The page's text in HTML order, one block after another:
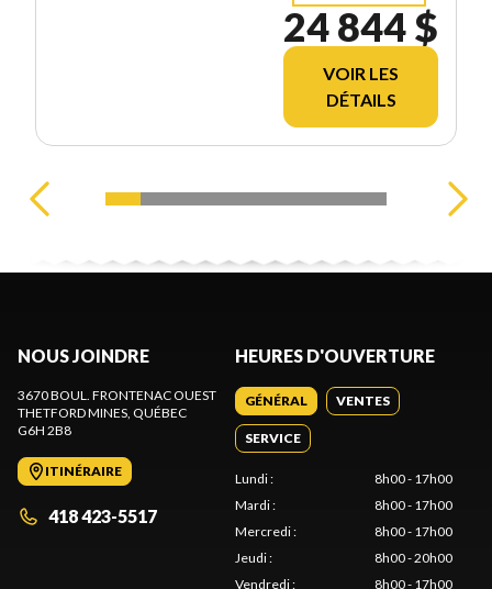
24 844 $
VOIR LES
DÉTAILS
NOUS JOINDRE
3670 BOUL. FRONTENAC OUEST
THETFORD MINES , QUÉBEC
G6H 2B8
ITINÉRAIRE
418 423-5517
HEURES D'OUVERTURE
GÉNÉRAL VENTES
SERVICE
Lundi:
8h00 - 17h00
Mardi:
8h00 - 17h00
Mercredi:
8h00 - 17h00
Jeudi:
8h00 - 20h00
Vendredi: 8h00 - 17h00